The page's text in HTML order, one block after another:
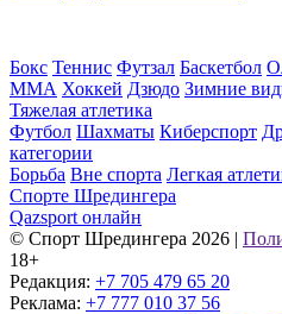
Бокс Теннис Футзал Баскетбол
ММА Хоккей Дзюдо Зимние
Тяжелая атлетика
Футбол Шахматы Киберспорт
категории
Борьба Вне спорта Легкая
Спорте Шредингера
Qazsport онлайн
© Cпорт Шредингера 2026 |
18+
Редакция: +7 705 479 65 20
Реклама: +7 777 010 37 56